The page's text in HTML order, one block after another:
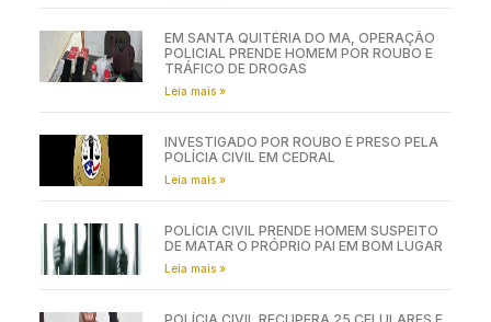
EM SANTA QUITÉRIA DO MA, OPERAÇÃO
POLICIAL PRENDE HOMEM POR ROUBO E
TRÁFICO DE DROGAS
Leia mais »
INVESTIGADO POR ROUBO É PRESO PELA
POLÍCIA CIVIL EM CEDRAL
Leia mais »
POLÍCIA CIVIL PRENDE HOMEM SUSPEITO
DE MATAR O PRÓPRIO PAI EM BOM LUGAR
Leia mais »